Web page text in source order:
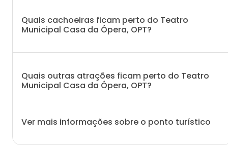
Quais cachoeiras ficam perto do Teatro
Municipal Casa da Ópera, OPT?
Quais outras atrações ficam perto do Teatro
Municipal Casa da Ópera, OPT?
Ver mais informações sobre o ponto turístico